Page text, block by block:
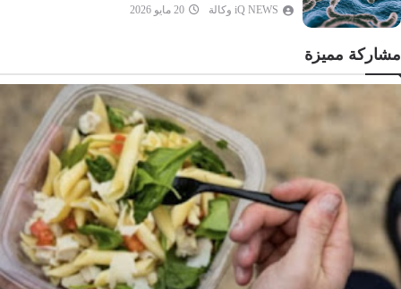
يس
الصافات
ص
الزمر
فصلت
الزخرف
الدخان
الجاثية
الأحقاف
iQ NEWS وكالة 20 مايو 2026
مشاركة مميزة